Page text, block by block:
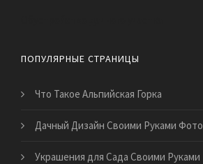
ПОПУЛЯРНЫЕ СТРАНИЦЫ
Что Такое Альпийская Горка
Дачный Дизайн Своими Руками Фото
Украшения для Сада Своими Руками